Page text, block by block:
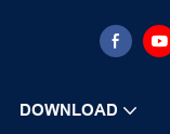
DOWNLOAD